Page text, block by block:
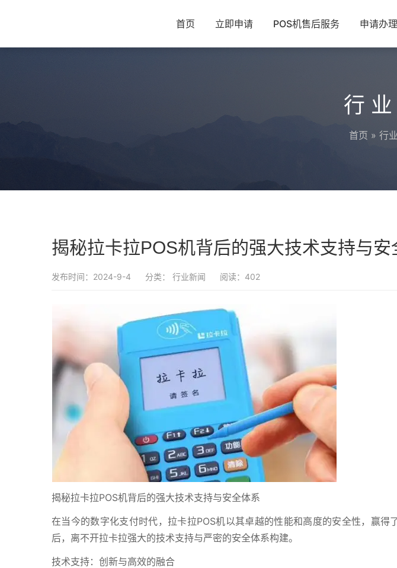
首页 立即申请 POS机售后服务 申请办
行
首页 » 行
揭秘拉卡拉POS机背后的强大技术支持与安
发布时间：2024-9-4 分类： 行业新闻 阅读：402
揭秘拉卡拉POS机背后的强大技术支持与安全体系
在当今的数字化支付时代，拉卡拉POS机以其卓越的性能和高度的安全性，赢得
后，离不开拉卡拉强大的技术支持与严密的安全体系构建。
技术支持：创新与高效的融合